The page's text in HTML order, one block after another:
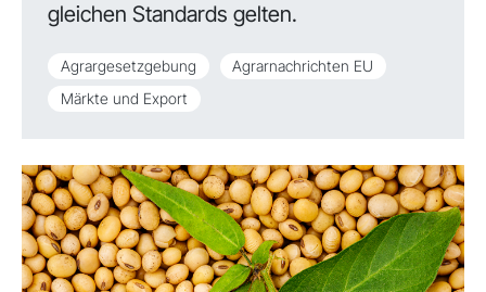
gleichen Standards gelten.
Agrargesetzgebung
Agrarnachrichten EU
Märkte und Export